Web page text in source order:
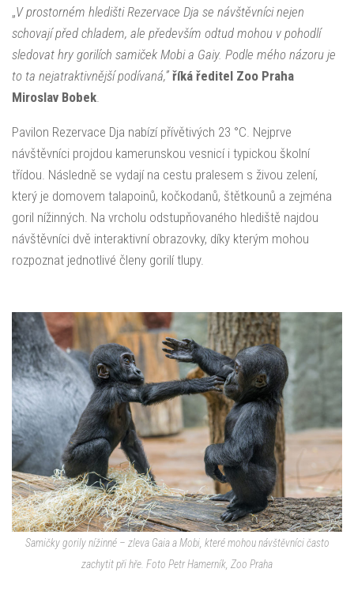
„V prostorném hledišti Rezervace Dja se návštěvníci nejen
schovají před chladem, ale především odtud mohou v pohodlí
sledovat hry gorilích samiček Mobi a Gaiy. Podle mého názoru je
to ta nejatraktivnější podívaná,” říká ředitel Zoo Praha
Miroslav Bobek
Pavilon Rezervace Dja nabízí přívětivých 23 °C. Nejprve
návštěvníci projdou kamerunskou vesnicí i typickou školní
třídou. Následně se vydají na cestu pralesem s živou zelení,
který je domovem talapoinů, kočkodanů, štětkounů a zejména
goril nížinných. Na vrcholu odstupňovaného hlediště najdou
návštěvníci dvě interaktivní obrazovky, díky kterým mohou
rozpoznat jednotlivé členy gorilí tlupy.
Samičky gorily nížinné – zleva Gaia a Mobi, které mohou návštěvníci často
zachytit při hře. Foto Petr Hamerník, Zoo Praha